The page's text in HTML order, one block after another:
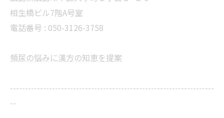
相生橋ビル7階A号室
電話番号 : 050-3126-3758
頻尿の悩みに漢方の知恵を提案
--------------------------------------------------------------------
--